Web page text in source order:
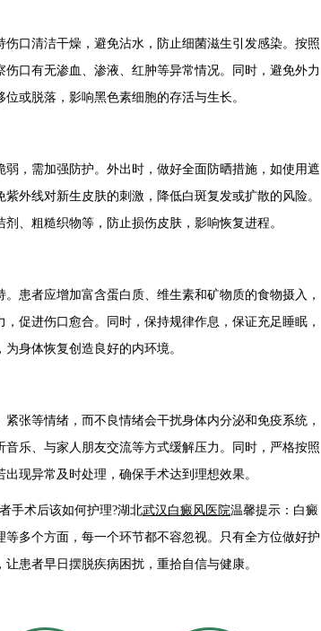
口清洁干燥，避免沾水，防止细菌滋生引发感染。按照
口有无渗血、渗液、红肿等异常情况。同时，避免外力
或脱落，影响黑色素细胞的存活与生长。
，需加强防护。外出时，做好全面防晒措施，如使用遮
外线对新生皮肤的刺激，降低白斑复发或扩散的风险。
、粗糙织物等，防止损伤皮肤，影响恢复进程。
者应增加富含蛋白质、维生素和矿物质的食物摄入，
促进伤口愈合。同时，保持规律作息，保证充足睡眠，
身体恢复创造良好的内环境。
等情绪，而不良情绪会干扰身体内分泌和免疫系统，
乐、与家人朋友交流等方式缓解压力。同时，严格按照
现异常及时处理，确保手术达到理想效果。
术后该如何护理?湖北武汉白癜风医院温馨提示：白癜
多个方面，每一个环节都不容忽视。只有全方位做好护
患者早日摆脱疾病困扰，重拾自信与健康。